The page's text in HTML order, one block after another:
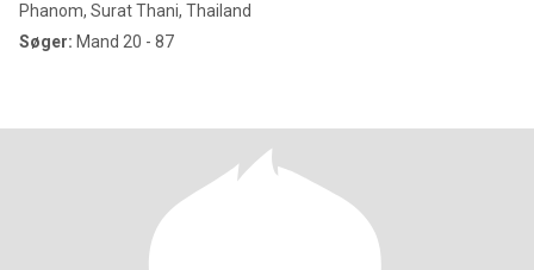
Phanom, Surat Thani, Thailand
Søger: Mand 20 - 87